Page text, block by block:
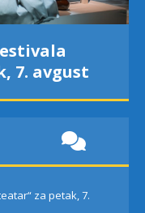
7. avgust
za petak, 7.